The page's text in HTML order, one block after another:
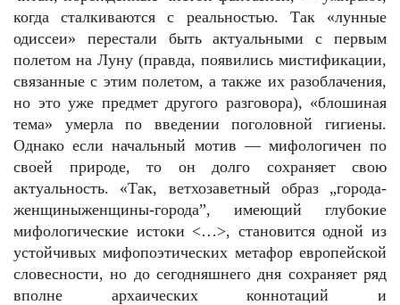
когда сталкиваются с реальностью. Так «лунные
одиссеи» перестали быть актуальными с первым
полетом на Луну (правда, появились мистификации,
связанные с этим полетом, а также их разоблачения,
но это уже предмет другого разговора), «блошиная
тема» умерла по введении поголовной гигиены.
Однако если начальный мотив — мифологичен по
своей природе, то он долго сохраняет свою
актуальность. «Так, ветхозаветный образ „города-
женщиныженщины-города”, имеющий глубокие
мифологические истоки <…>, становится одной из
устойчивых мифопоэтических метафор европейской
словесности, но до сегодняшнего дня сохраняет ряд
вполне архаических коннотаций и